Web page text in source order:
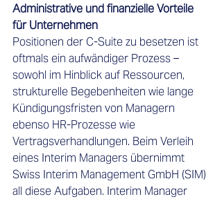
Administrative und finanzielle Vorteile
für Unternehmen
Positionen der C-Suite zu besetzen ist
oftmals ein aufwändiger Prozess –
sowohl im Hinblick auf Ressourcen,
strukturelle Begebenheiten wie lange
Kündigungsfristen von Managern
ebenso HR-Prozesse wie
Vertragsverhandlungen. Beim Verleih
eines Interim Managers übernimmt
Swiss Interim Management GmbH (SIM)
all diese Aufgaben. Interim Manager